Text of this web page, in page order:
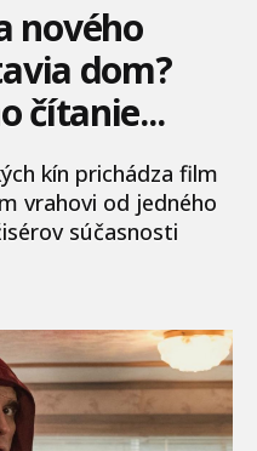
nového
dom?
čítanie...
kín prichádza film
vrahovi od jedného
súčasnosti